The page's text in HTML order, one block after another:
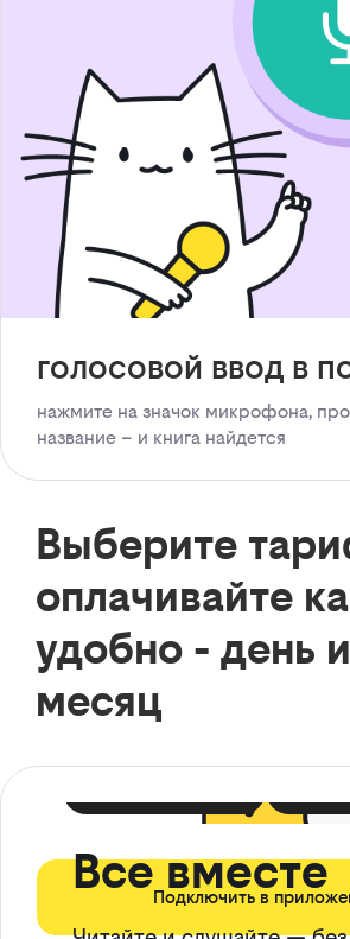
голосовой ввод в
нажмите на значок микрофона,
название – и книга найдется
Выберите
оплачивайте
удобно - день
месяц
Все вместе
Подключить в